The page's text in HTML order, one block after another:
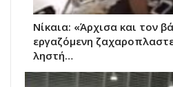
Νίκαια: «Άρχισα και τον
εργαζόμενη
ληστή…